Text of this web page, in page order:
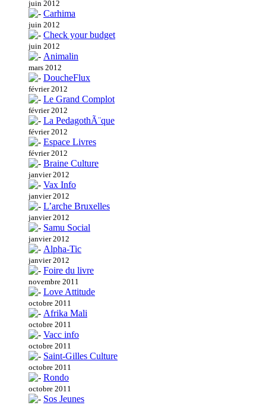
juin 2012
Carhima
juin 2012
Check your budget
juin 2012
Animalin
mars 2012
DoucheFlux
février 2012
Le Grand Complot
février 2012
La PedagothÃ¨que
février 2012
Espace Livres
février 2012
Braine Culture
janvier 2012
Vax Info
janvier 2012
L’arche Bruxelles
janvier 2012
Samu Social
janvier 2012
Alpha-Tic
janvier 2012
Foire du livre
novembre 2011
Love Attitude
octobre 2011
Afrika Mali
octobre 2011
Vacc info
octobre 2011
Saint-Gilles Culture
octobre 2011
Rondo
octobre 2011
Sos Jeunes